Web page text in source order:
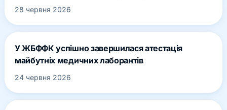
28 червня 2026
У ЖБФФК успішно завершилася атестація
майбутніх медичних лаборантів
24 червня 2026